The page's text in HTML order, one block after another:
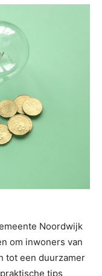
Noordwijk
om inwoners van
tot een duurzamer
tips